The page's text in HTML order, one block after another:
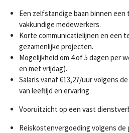
Een zelfstandige baan binnen een
vakkundige medewerkers.
Korte communicatielijnen en een
gezamenlijke projecten.
Mogelijkheid om 4 of 5 dagen per
en met vrijdag).
Salaris vanaf €13,27/uur volgens
van leeftijd en ervaring.
Vooruitzicht op een vast
Reiskostenvergoeding volgens de